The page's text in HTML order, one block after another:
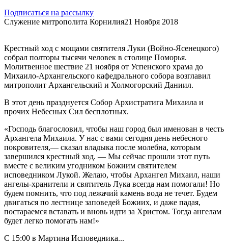
Подписаться на рассылку
Служение митрополита Корнилия21 Ноября 2018
Крестный ход с мощами святителя Луки (Войно-Ясенецкого)
собрал полторы тысячи человек в столице Поморья.
Молитвенное шествие 21 ноября от Успенского храма до
Михаило-Архангельского кафедрального собора возглавил
митрополит Архангельский и Холмогорский Даниил.
В этот день празднуется Собор Архистратига Михаила и
прочих Небесных Сил бесплотных.
«Господь благословил, чтобы наш город был именован в честь
Архангела Михаила. У нас с вами сегодня день небесного
покровителя,— сказал владыка после молебна, которым
завершился крестный ход. — Мы сейчас прошли этот путь
вместе с великим угодником Божиим святителем
исповедником Лукой. Желаю, чтобы Архангел Михаил, наши
ангелы-хранители и святитель Лука всегда нам помогали! Но
будем помнить, что под лежачий камень вода не течет. Будем
двигаться по лестнице заповедей Божиих, и даже падая,
постараемся вставать и вновь идти за Христом. Тогда ангелам
будет легко помогать нам!»
С 15:00 в Мартина Исповедника...